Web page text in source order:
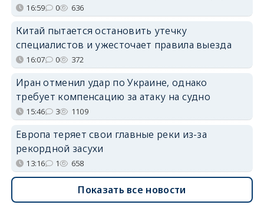
16:59 0 636
Китай пытается остановить утечку
специалистов и ужесточает правила выезда
16:07 0 372
Иран отменил удар по Украине, однако
требует компенсацию за атаку на судно
15:46 3 1109
Европа теряет свои главные реки из-за
рекордной засухи
13:16 1 658
Показать все новости